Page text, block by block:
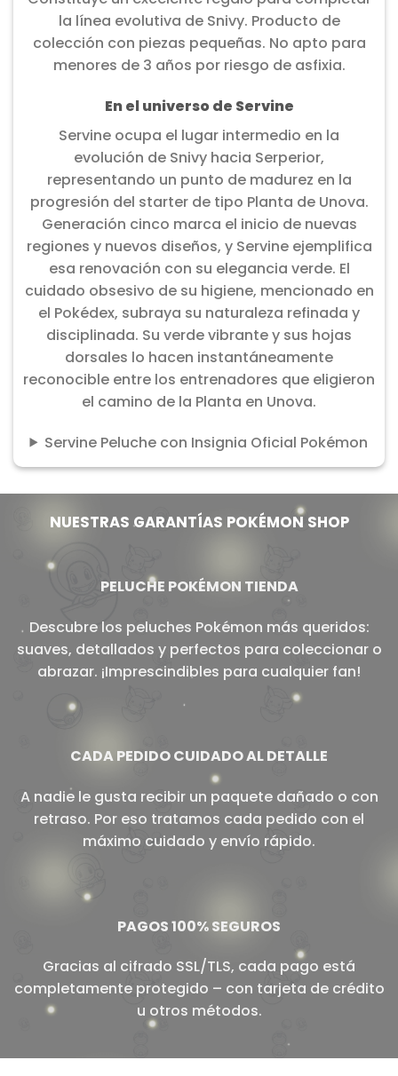
la línea evolutiva de Snivy. Producto de
colección con piezas pequeñas. No apto para
menores de 3 años por riesgo de asfixia.
En el universo de Servine
Servine ocupa el lugar intermedio en la
evolución de Snivy hacia Serperior,
representando un punto de madurez en la
progresión del starter de tipo Planta de Unova.
Generación cinco marca el inicio de nuevas
regiones y nuevos diseños, y Servine ejemplifica
esa renovación con su elegancia verde. El
cuidado obsesivo de su higiene, mencionado en
el Pokédex, subraya su naturaleza refinada y
disciplinada. Su verde vibrante y sus hojas
dorsales lo hacen instantáneamente
reconocible entre los entrenadores que eligieron
el camino de la Planta en Unova.
Servine Peluche con Insignia Oficial Pokémon
NUESTRAS GARANTÍAS POKÉMON SHOP
PELUCHE POKÉMON TIENDA
Descubre los peluches Pokémon más queridos:
suaves, detallados y perfectos para coleccionar o
abrazar. ¡Imprescindibles para cualquier fan!
CADA PEDIDO CUIDADO AL DETALLE
A nadie le gusta recibir un paquete dañado o con
retraso. Por eso tratamos cada pedido con el
máximo cuidado y envío rápido.
PAGOS 100% SEGUROS
Gracias al cifrado SSL/TLS, cada pago está
completamente protegido – con tarjeta de crédito
u otros métodos.